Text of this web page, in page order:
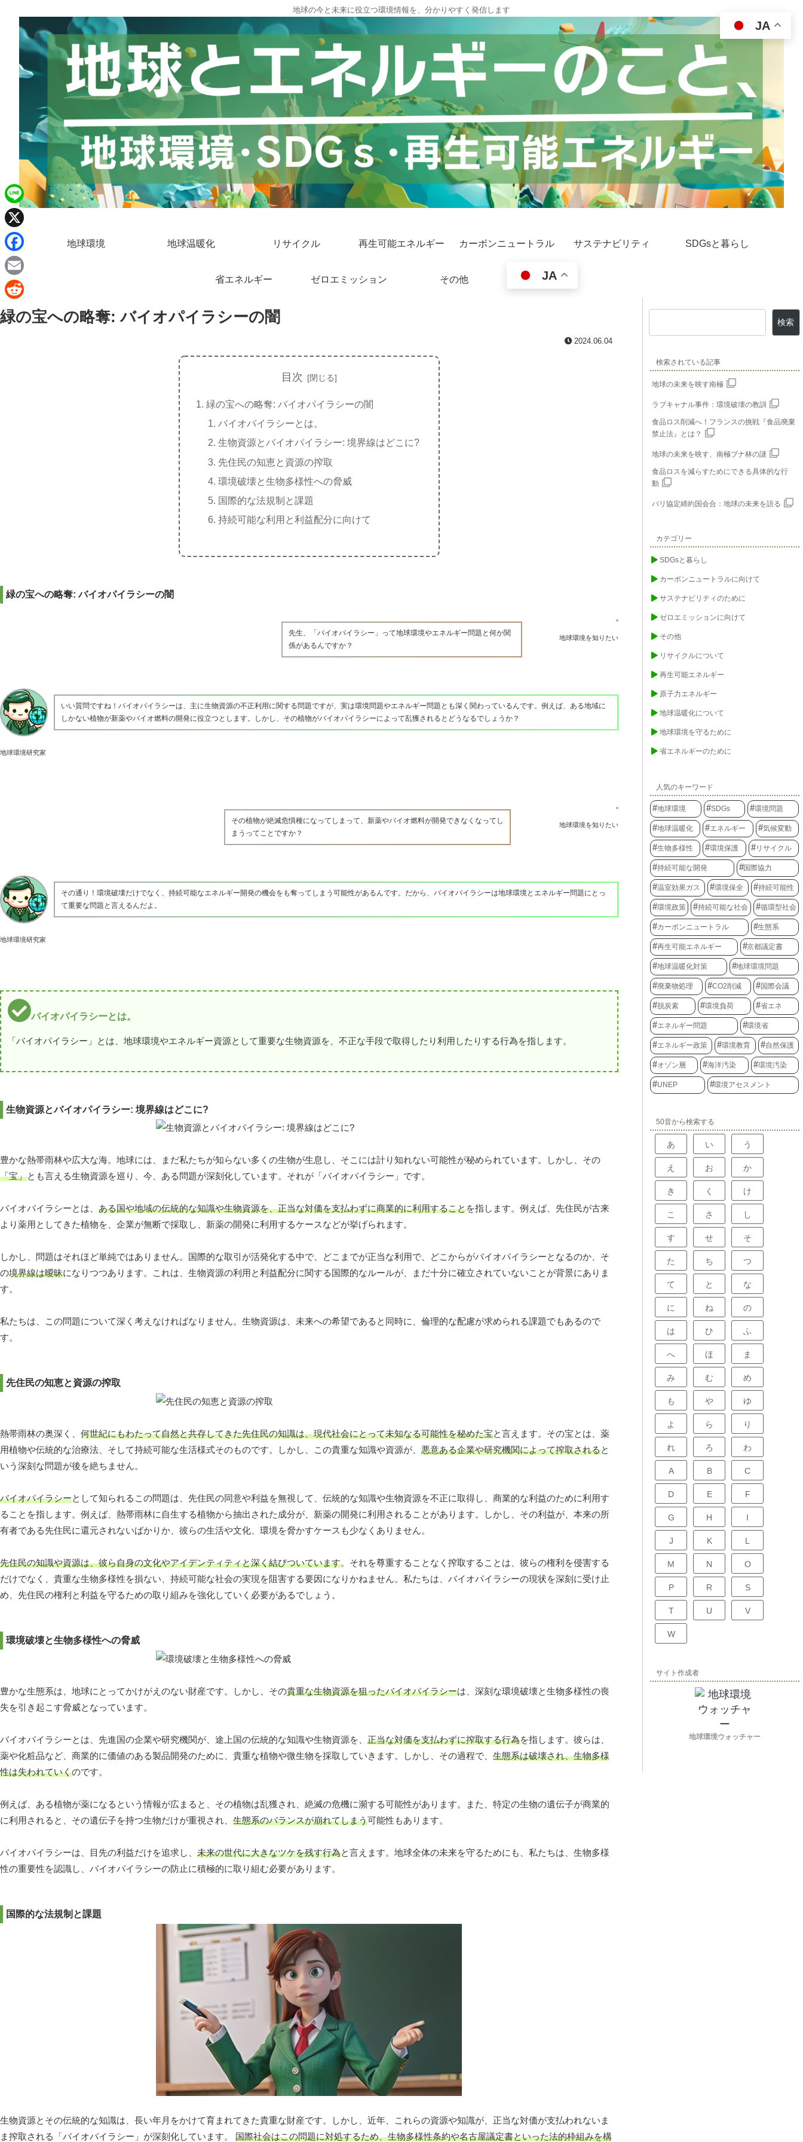
地球の今と未来に役立つ環境情報を、分かりやすく発信します
地球環境 地球温暖化 リサイクル 再生可能エネルギー カーボンニュートラル サステナビリティ SDGsと暮らし
省エネルギー ゼロエミッション その他 JA
緑の宝への略奪: バイオパイラシーの闇
2024.06.04
目次
緑の宝への略奪: バイオパイラシーの闇
バイオパイラシーとは。
生物資源とバイオパイラシー: 境界線はどこに?
先住民の知恵と資源の搾取
環境破壊と生物多様性への脅威
国際的な法規制と課題
持続可能な利用と利益配分に向けて
緑の宝への略奪: バイオパイラシーの闇
地球環境を知りたい
先生、「バイオパイラシー」って地球環境やエネルギー問題と何か関
係があるんですか？
地球環境研究家
いい質問ですね！バイオパイラシーは、主に生物資源の不正利用に関する問題ですが、実は環境問題やエネルギー問題とも深く関わっているんです。例えば、ある地域に
しかない植物が新薬やバイオ燃料の開発に役立つとします。しかし、その植物がバイオパイラシーによって乱獲されるとどうなるでしょうか？
地球環境を知りたい
その植物が絶滅危惧種になってしまって、新薬やバイオ燃料が開発できなくなってし
まうってことですか？
地球環境研究家
その通り！環境破壊だけでなく、持続可能なエネルギー開発の機会をも奪ってしまう可能性があるんです。だから、バイオパイラシーは地球環境とエネルギー問題にとっ
て重要な問題と言えるんだよ。
バイオパイラシーとは。
「バイオパイラシー」とは、地球環境やエネルギー資源として重要な生物資源を、不正な手段で取得したり利用したりする行為を指します。
生物資源とバイオパイラシー: 境界線はどこに?
豊かな熱帯雨林や広大な海。地球には、まだ私たちが知らない多くの生物が生息し、そこには計り知れない可能性が秘められています。しかし、その
「宝」とも言える生物資源を巡り、今、ある問題が深刻化しています。それが「バイオパイラシー」です。
バイオパイラシーとは、 ある国や地域の伝統的な知識や生物資源を、正当な対価を支払わずに商業的に利用することを指します。例えば、先住民が古来
より薬用としてきた植物を、企業が無断で採取し、新薬の開発に利用するケースなどが挙げられます。
しかし、問題はそれほど単純ではありません。国際的な取引が活発化する中で、どこまでが正当な利用で、どこからがバイオパイラシーとなるのか、そ
の境界線は曖昧になりつつあります。これは、生物資源の利用と利益配分に関する国際的なルールが、まだ十分に確立されていないことが背景にありま
す。
私たちは、この問題について深く考えなければなりません。生物資源は、未来への希望であると同時に、倫理的な配慮が求められる課題でもあるので
す。
先住民の知恵と資源の搾取
熱帯雨林の奥深く、 何世紀にもわたって自然と共存してきた先住民の知識は、現代社会にとって未知なる可能性を秘めた宝と言えます。その宝とは、薬
用植物や伝統的な治療法、そして持続可能な生活様式そのものです。しかし、この貴重な知識や資源が、 悪意ある企業や研究機関によって搾取されると
いう深刻な問題が後を絶ちません。
バイオパイラシーとして知られるこの問題は、先住民の同意や利益を無視して、伝統的な知識や生物資源を不正に取得し、商業的な利益のために利用す
ることを指します。例えば、熱帯雨林に自生する植物から抽出された成分が、新薬の開発に利用されることがあります。しかし、その利益が、本来の所
有者である先住民に還元されないばかりか、彼らの生活や文化、環境を脅かすケースも少なくありません。
先住民の知識や資源は、彼ら自身の文化やアイデンティティと深く結びついています。それを尊重することなく搾取することは、彼らの権利を侵害する
だけでなく、貴重な生物多様性を損ない、持続可能な社会の実現を阻害する要因になりかねません。私たちは、バイオパイラシーの現状を深刻に受け止
め、先住民の権利と利益を守るための取り組みを強化していく必要があるでしょう。
環境破壊と生物多様性への脅威
豊かな生態系は、地球にとってかけがえのない財産です。しかし、その貴重な生物資源を狙ったバイオパイラシーは、深刻な環境破壊と生物多様性の喪
失を引き起こす脅威となっています。
バイオパイラシーとは、先進国の企業や研究機関が、途上国の伝統的な知識や生物資源を、 正当な対価を支払わずに搾取する行為を指します。彼らは、
薬や化粧品など、商業的に価値のある製品開発のために、貴重な植物や微生物を採取していきます。しかし、その過程で、 生態系は破壊され、生物多様
性は失われていくのです。
例えば、ある植物が薬になるという情報が広まると、その植物は乱獲され、絶滅の危機に瀕する可能性があります。また、特定の生物の遺伝子が商業的
に利用されると、その遺伝子を持つ生物だけが重視され、 生態系のバランスが崩れてしまう可能性もあります。
バイオパイラシーは、目先の利益だけを追求し、 未来の世代に大きなツケを残す行為と言えます。地球全体の未来を守るためにも、私たちは、生物多様
性の重要性を認識し、バイオパイラシーの防止に積極的に取り組む必要があります。
国際的な法規制と課題
生物資源とその伝統的な知識は、長い年月をかけて育まれてきた貴重な財産です。しかし、近年、これらの資源や知識が、正当な対価が支払われないま
ま搾取される「バイオパイラシー」が深刻化しています。 国際社会はこの問題に対処するため、生物多様性条約や名古屋議定書といった法的枠組みを構
検索
検索されている記事
地球の未来を映す南極
ラブキャナル事件：環境破壊の教訓
食品ロス削減へ！フランスの挑戦『食品廃棄
禁止法』とは？
地球の未来を映す、南極ブナ林の謎
食品ロスを減らすためにできる具体的な行
動
パリ協定締約国会合：地球の未来を語る
カテゴリー
SDGsと暮らし
カーボンニュートラルに向けて
サステナビリティのために
ゼロエミッションに向けて
その他
リサイクルについて
再生可能エネルギー
原子力エネルギー
地球温暖化について
地球環境を守るために
省エネルギーのために
人気のキーワード
地球環境 SDGs 環境問題
地球温暖化 エネルギー 気候変動
生物多様性 環境保護 リサイクル
持続可能な開発 国際協力
温室効果ガス 環境保全 持続可能性
環境政策 持続可能な社会 循環型社会
カーボンニュートラル 生態系
再生可能エネルギー 京都議定書
地球温暖化対策 地球環境問題
廃棄物処理 CO2削減 国際会議
脱炭素 環境負荷 省エネ
エネルギー問題 環境省
エネルギー政策 環境教育 自然保護
オゾン層 海洋汚染 環境汚染
UNEP 環境アセスメント
50音から検索する
あ い う
え お か
き く け
こ さ し
す せ そ
た ち つ
て と な
に ね の
は ひ ふ
へ ほ ま
み む め
も や ゆ
よ ら り
れ ろ わ
A B C
D E F
G H I
J K L
M N O
P R S
T U V
W
サイト作成者
地球環境ウォッチャー
L
n
e
X
F
a
c
e
E
a
R
e
JA